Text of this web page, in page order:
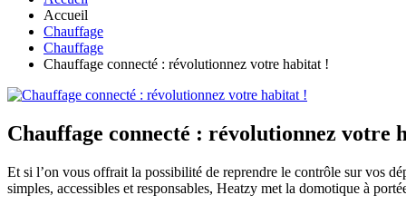
Accueil
Chauffage
Chauffage
Chauffage connecté : révolutionnez votre habitat !
Chauffage connecté : révolutionnez votre
Et si l’on vous offrait la possibilité de reprendre le contrôle sur vos
simples, accessibles et responsables, Heatzy met la domotique à